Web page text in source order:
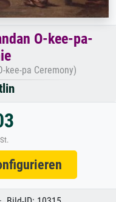
O-kee-pa-
kee-pa Ceremony)